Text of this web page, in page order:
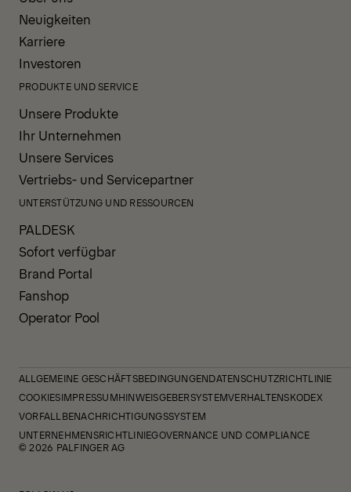
Neuigkeiten
Karriere
Investoren
PRODUKTE UND SERVICE
Unsere Produkte
Ihr Unternehmen
Unsere Services
Vertriebs- und Servicepartner
UNTERSTÜTZUNG UND RESSOURCEN
PALDESK
Sofort verfügbar
Brand Portal
Fanshop
Operator Pool
ALLGEMEINE GESCHÄFTSBEDINGUNGENDATENSCHUTZRICHTLINIE
COOKIESIMPRESSUMHINWEISGEBERSYSTEMVERHALTENSKODEX
VORFALLBENACHRICHTIGUNGSSYSTEM
UNTERNEHMENSRICHTLINIEGOVERNANCE UND COMPLIANCE
© 2026 PALFINGER AG